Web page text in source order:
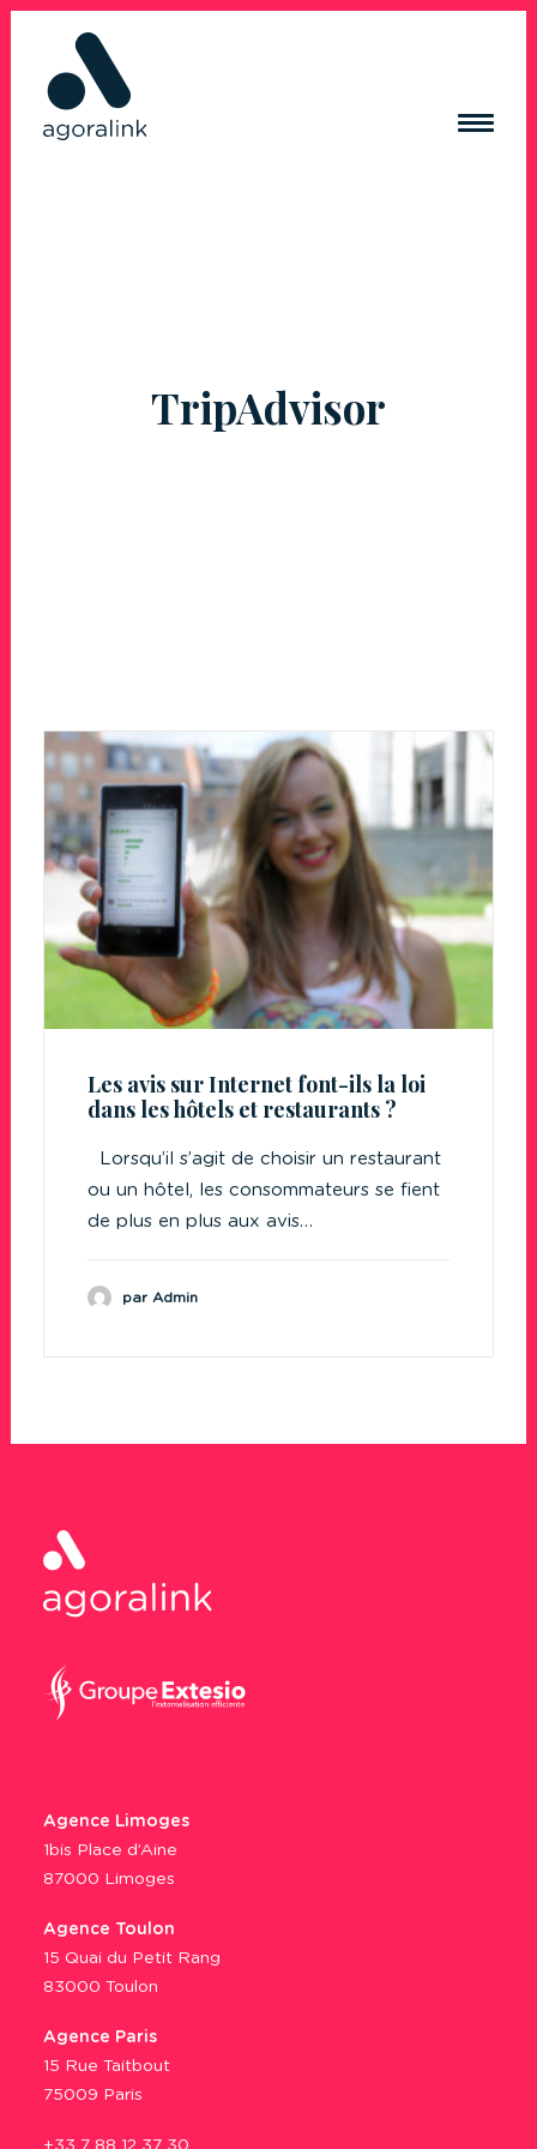
TripAdvisor
Les avis sur Internet font-ils la loi
dans les hôtels et restaurants ?
Lorsqu’il s’agit de choisir un restaurant
ou un hôtel, les consommateurs se fient
de plus en plus aux avis…
par Admin
Agence Limoges
1bis Place d’Aine
87000 Limoges
Agence Toulon
15 Quai du Petit Rang
83000 Toulon
Agence Paris
15 Rue Taitbout
75009 Paris
+33 7 88 12 37 30